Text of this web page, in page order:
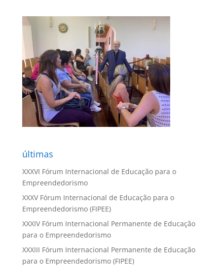
últimas
XXXVI Fórum Internacional de Educação para o
Empreendedorismo
XXXV Fórum Internacional de Educação para o
Empreendedorismo (FIPEE)
XXXIV Fórum Internacional Permanente de Educação
para o Empreendedorismo
XXXIII Fórum Internacional Permanente de Educação
para o Empreendedorismo (FIPEE)